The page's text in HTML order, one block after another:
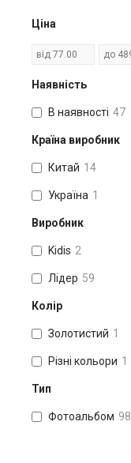
Ціна
Наявність
В наявності 47
Країна виробник
Китай 14
Україна 1
Виробник
Kidis 2
Лідер 59
Колір
Золотистий 1
Різні кольори 1
Тип
Фотоальбом 98